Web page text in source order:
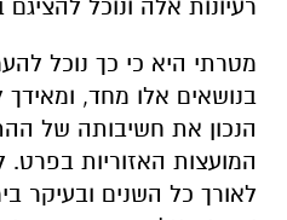
רעיונות אלה ונוכל
מטרתי היא כי כך נוכל
בנושאים אלו מחד, ומאידך
הנכון את חשיבותה של
המועצות האזוריות
לאורך כל השנים ובעיקר